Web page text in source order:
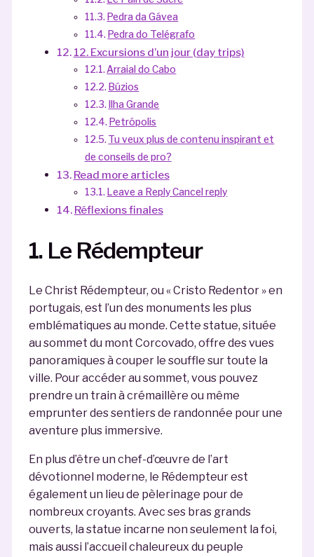
Pedra da Gávea
Pedra do Telégrafo
12. Excursions d’un jour (day trips)
Arraial do Cabo
Búzios
Ilha Grande
Petrópolis
Tu veux plus de contenu inspirant et
de conseils de pro?
Read more articles
Leave a Reply Cancel reply
Réflexions finales
1. Le Rédempteur
Le Christ Rédempteur, ou « Cristo Redentor » en
portugais, est l’un des monuments les plus
emblématiques au monde. Cette statue, située
au sommet du mont Corcovado, offre des vues
panoramiques à couper le souffle sur toute la
ville. Pour accéder au sommet, vous pouvez
prendre un train à crémaillère ou même
emprunter des sentiers de randonnée pour une
aventure plus immersive.
En plus d’être un chef-d’œuvre de l’art
dévotionnel moderne, le Rédempteur est
également un lieu de pèlerinage pour de
nombreux croyants. Avec ses bras grands
ouverts, la statue incarne non seulement la foi,
mais aussi l’accueil chaleureux du peuple